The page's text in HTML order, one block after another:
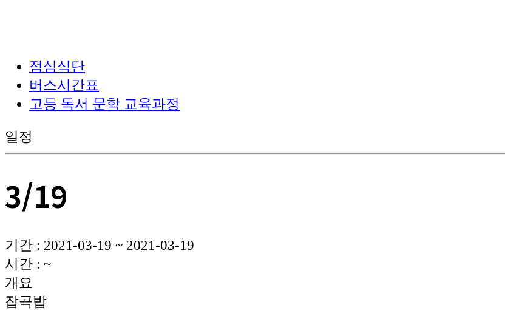
점심식단
버스시간표
고등 독서 문학 교육과정
일정
3/19
기간 : 2021-03-19 ~ 2021-03-19
시간 : ~
개요
잡곡밥